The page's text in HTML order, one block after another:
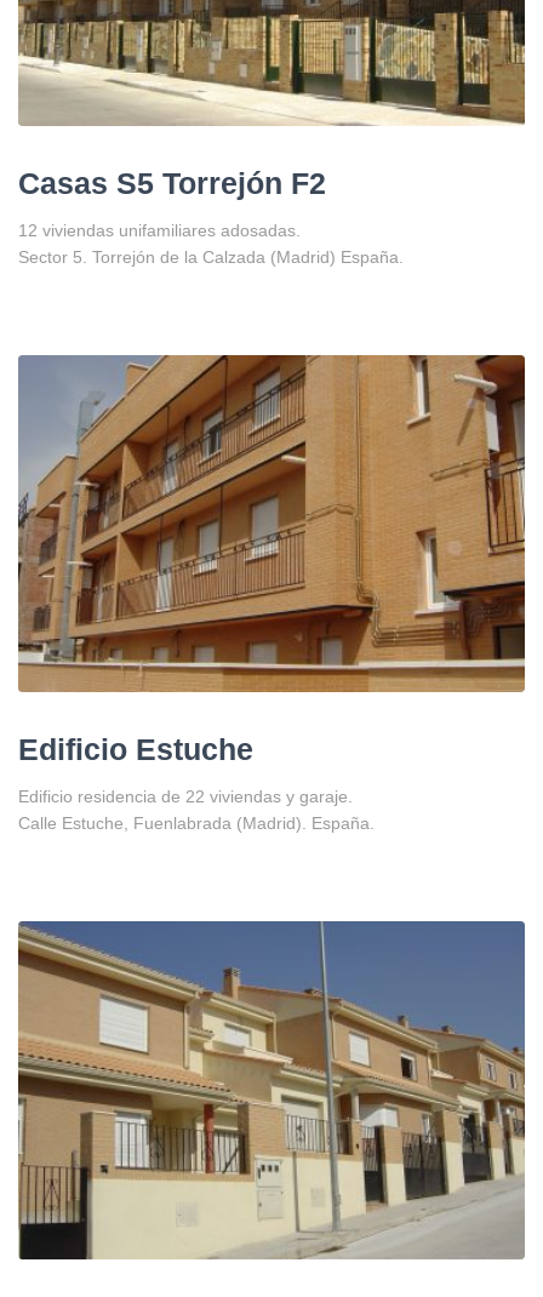
Casas S5 Torrejón F2
12 viviendas unifamiliares adosadas.
Sector 5. Torrejón de la Calzada (Madrid) España.
Edificio Estuche
Edificio residencia de 22 viviendas y garaje.
Calle Estuche, Fuenlabrada (Madrid). España.